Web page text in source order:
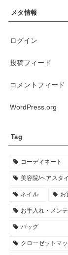
メタ情報
ログイン
投稿フィード
コメントフィード
WordPress.org
Tag
コーディネート
美容院/ヘアスタ
ネイル お
お手入れ・メン
バッグ
クローゼットマ